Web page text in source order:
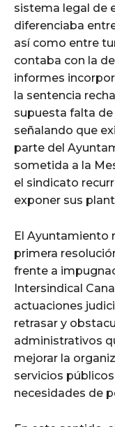
sistema legal de
diferenciaba
así como entre
contaba con la
informes
la sentencia
supuesta falta
señalando que
parte del
sometida a la
el sindicato
exponer sus
El Ayuntamiento
primera
frente a
Intersindical
actuaciones
retrasar y
administrativos
mejorar la
servicios
necesidades de